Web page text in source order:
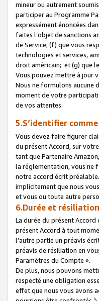
mineur ou autrement
participer au Programme
expressément énoncées
faites l’objet de sanctions
de Service; (f) que vous
technologies et services,
droit américain; et (g) que
Vous pouvez mettre à jour
Nous ne formulons aucune
moment de votre
de vos attentes.
5.S’identifier
Vous devez faire figurer
du présent Accord, sur
tant que Partenaire
la réglementation, vous ne
notre accord écrit
implicitement que nous
et vous ou toute autre
6.Durée et résiliation
La durée du présent
présent Accord à tout
l’autre partie un préavis
préavis de résiliation en
Paramètres du Compte ».
De plus, nous pouvons
respecté une obligation
effet que nous vous avons